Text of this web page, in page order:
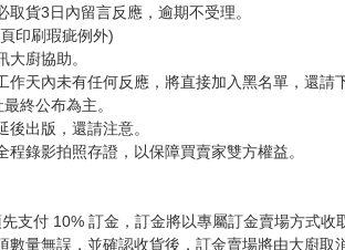
同意才請下標，下標後視同完全同意】
購書服務，請另尋其他店家，謝謝。
單內所有商品到齊後一起發貨。
示意圖，請以實品為主。
貨3日內留言反應，逾期不受理。